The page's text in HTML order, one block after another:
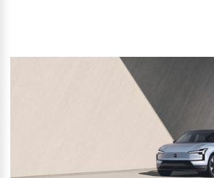
Gebrauchtwagen
Aktuelle Zubehörangebote
Unsere News & Events